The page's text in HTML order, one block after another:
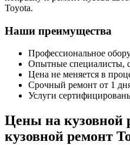
Toyota.
Наши преимущества
Профессиональное
Опытные специалисты,
Цена не меняется в
Срочный ремонт от 1
Услуги
Цены на кузовной
кузовной ремонт